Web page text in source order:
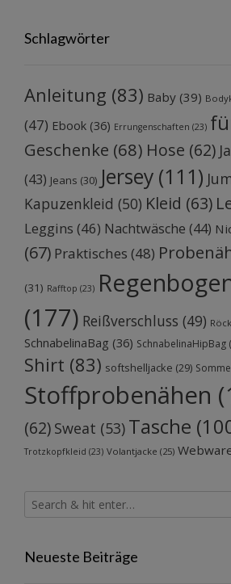
Schlagwörter
Anleitung (83) Baby (39)
(47) Ebook (36) Errungenschaften (23)
Geschenke (68) Hose (62)
(43) Jeans (30) Jersey (111)
Kapuzenkleid (50) Kleid (63)
Leggins (46) Nachtwäsche (44)
(67) Praktisches (48)
(31) Rafftop (23)
(177) Reißverschluss (49)
SchnabelinaBag (36) SchnabelinaHipBag
Shirt (83) softshelljacke (29)
Stoffprobenähen
(62) Sweat (53) Tasche
Trotzkopfkleid (23) Volantjacke (25)
Neueste Beiträge